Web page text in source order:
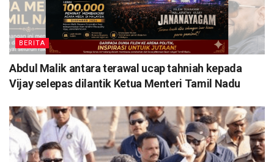
BERITA
Abdul Malik antara terawal ucap tahniah kepada
Vijay selepas dilantik Ketua Menteri Tamil Nadu